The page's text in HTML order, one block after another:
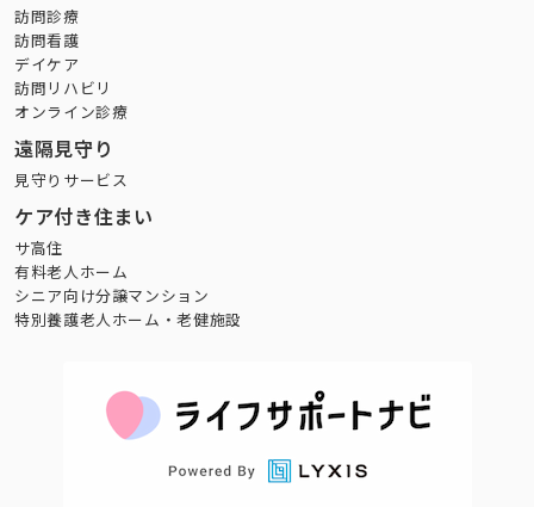
訪問診療
訪問看護
デイケア
訪問リハビリ
オンライン診療
遠隔見守り
見守りサービス
ケア付き住まい
サ高住
有料老人ホーム
シニア向け分譲マンション
特別養護老人ホーム・老健施設